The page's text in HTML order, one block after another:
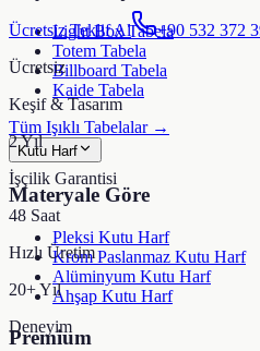
Light Box Tabela
Totem Tabela
Billboard Tabela
Kaide Tabela
Tüm Işıklı Tabelalar →
Kutu Harf
Materyale Göre
Pleksi Kutu Harf
Krom Paslanmaz Kutu Harf
Alüminyum Kutu Harf
Ahşap Kutu Harf
Premium
Ücretsiz Teklif Al
+90 532 372
Ücretsiz
Keşif & Tasarım
2 Yıl
İşçilik Garantisi
48 Saat
Hızlı Üretim
20+ Yıl
Deneyim